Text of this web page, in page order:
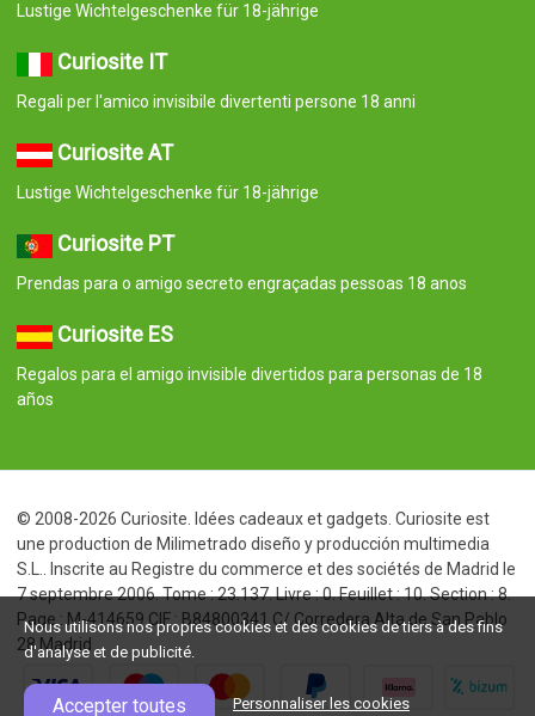
Lustige Wichtelgeschenke für 18-jährige
Curiosite IT
Regali per l'amico invisibile divertenti persone 18 anni
Curiosite AT
Lustige Wichtelgeschenke für 18-jährige
Curiosite PT
Prendas para o amigo secreto engraçadas pessoas 18 anos
Curiosite ES
Regalos para el amigo invisible divertidos para personas de 18
años
© 2008-2026 Curiosite. Idées cadeaux et gadgets. Curiosite est
une production de Milimetrado diseño y producción multimedia
S.L.. Inscrite au Registre du commerce et des sociétés de Madrid le
7 septembre 2006. Tome : 23.137. Livre : 0. Feuillet : 10. Section : 8.
Page : M-414659 CIF : B84800341 C/ Corredera Alta de San Pablo
28 Madrid
Nous utilisons nos propres cookies et des cookies de tiers à des fins
d'analyse et de publicité.
Accepter toutes Personnaliser les cookies